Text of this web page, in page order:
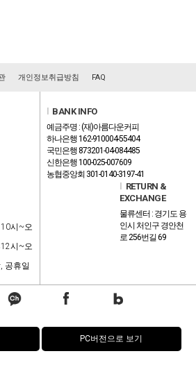
개인정보취급방침 FAQ
시~오
시~오
공휴일
BANK INFO
예금주명 : (재)아름다운커피
하나은행 162-910004-55404
국민은행 873201-04-084485
신한은행 100-025-007609
농협중앙회 301-0140-3197-41
RETURN &
EXCHANGE
물류센터 : 경기도 용
인시 처인구 경안천
로 256번길 69
PC버전으로 보기